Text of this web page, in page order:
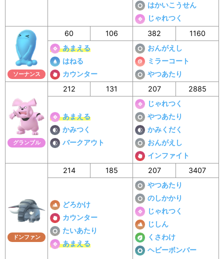
はかいこうせん
じゃれつく
ソーナンス
60 106 382
1160
あまえる
はねる
カウンター
おんがえし
ミラーコート
やつあたり
グランブル
212 131 207 2885
あまえる
かみつく
バークアウト
じゃれつく
やつあたり
かみくだく
おんがえし
インファイト
ドンファン
214 185 207 3407
どろかけ
カウンター
たいあたり
あまえる
やつあたり
のしかかり
じゃれつく
じしん
くさわけ
ヘビーボンバー